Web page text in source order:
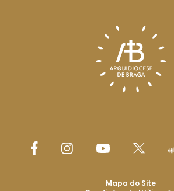
Mapa do Site